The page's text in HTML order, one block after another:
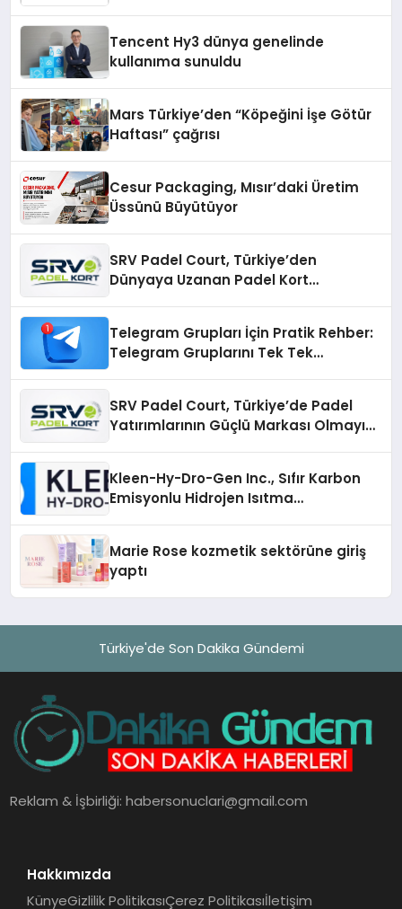
Tencent Hy3 dünya genelinde
kullanıma sunuldu
Mars Türkiye’den “Köpeğini İşe Götür
Haftası” çağrısı
Cesur Packaging, Mısır’daki Üretim
Üssünü Büyütüyor
SRV Padel Court, Türkiye’den
Dünyaya Uzanan Padel Kort
Telegram Grupları İçin Pratik Rehber:
Telegram Gruplarını Tek Tek
SRV Padel Court, Türkiye’de Padel
Yatırımlarının Güçlü Markası Olmayı
Kleen-Hy-Dro-Gen Inc., Sıfır Karbon
Emisyonlu Hidrojen Isıtma
Marie Rose kozmetik sektörüne giriş
yaptı
Türkiye'de Son Dakika Gündemi
Reklam & İşbirliği:habersonuclari@gmail.com
Hakkımızda
KünyeGizlilik PolitikasıÇerez Politikasıİletişim